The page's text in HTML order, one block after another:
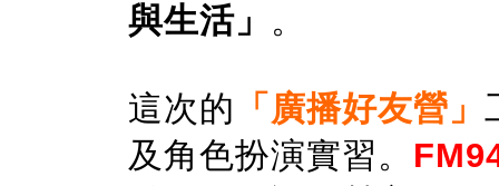
與生活」 。
這次的 「廣播好友營」
及角色扮演實習。